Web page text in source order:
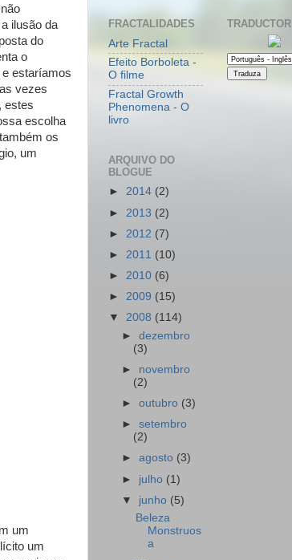
ilusão da
do
o
estaríamos
vezes
estes
escolha
os
um
um
um
FRACTALIDADES
Arte Fractal
Efeito Borboleta -
O filme
Fractal Growth
Phenomena - O
livro
ARQUIVO DO
BLOGUE
► 2014 (2)
► 2013 (2)
► 2012 (7)
► 2011 (10)
► 2010 (6)
► 2009 (15)
▼ 2008 (114)
►dezembro
(3)
► novembro
(2)
►outubro (3)
►setembro
(2)
►agosto (3)
► julho (1)
▼ junho (5)
Beleza
Monstruos
a
TRADUCTOR